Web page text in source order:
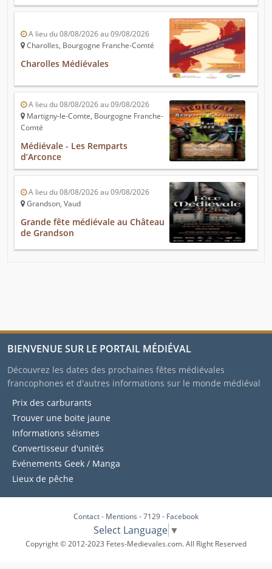
A lieu du 08/08/2026 au 09/08/2026
Charolles, Bourgogne Franche-Comté
Charolles Médiévales
A lieu du 08/08/2026 au 09/08/2026
Martigny-le-Comte, Bourgogne Franche-
Comté
Médiévale - Les Remparts
d’Arconce
A lieu du 08/08/2026 au 09/08/2026
Grandson, Vaud
Grande fête médiévale au Château
de Grandson
BIENVENUE SUR LE PORTAIL MÉDIÉVAL
Découvrez les dates des prochaines fêtes médiévales
francophones et d'autres informations sur le monde médiéval
Prix des carburants
Trouver une boite jaune
Informations séismes
Convertisseur d'unités
Evénements Geek / Manga
Lieux de pêche
Contact- Mentions - 7129 - Facebook
Select Language ▼
Copyright © 2012-2023 Fetes-Medievales.com. All Right Reserved